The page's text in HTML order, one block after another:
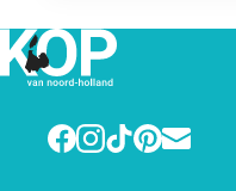
großen Park auf
Gelände und in
Sie sich im
bei Eendracht
verraten lassen.
Facebook
Instagram
TikTokPinterest
E-mail